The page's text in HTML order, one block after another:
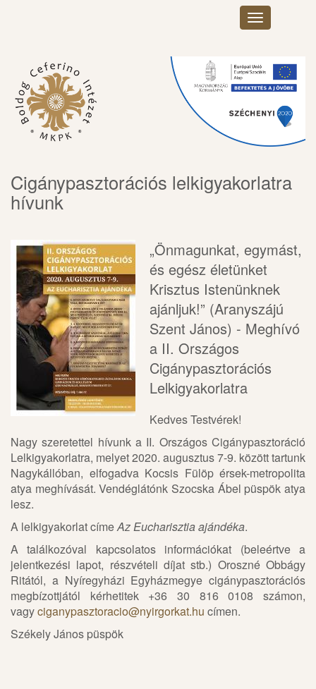
Toggle
navigation
Cigánypasztorációs lelkigyakorlatra
hívunk
„Önmagunkat, egymást,
és egész életünket
Krisztus Istenünknek
ajánljuk!” (Aranyszájú
Szent János) - Meghívó
a II. Országos
Cigánypasztorációs
Lelkigyakorlatra
Kedves Testvérek!
Nagy szeretettel hívunk a II. Országos Cigánypasztoráció
Lelkigyakorlatra, melyet 2020. augusztus 7-9. között tartunk
Nagykállóban, elfogadva Kocsis Fülöp érsek-metropolita
atya meghívását. Vendéglátónk Szocska Ábel püspök atya
lesz.
A lelkigyakorlat címeAzEucharisztia ajándéka.
A találkozóval kapcsolatos információkat (beleértve a
jelentkezési lapot, részvételi díjat stb.) Oroszné Obbágy
Ritától, a Nyíregyházi Egyházmegye cigánypasztorációs
megbízottjától kérhetitek +36 30 816 0108 számon,
vagyciganypasztoracio@nyirgorkat.hu címen.
Székely János püspök
×